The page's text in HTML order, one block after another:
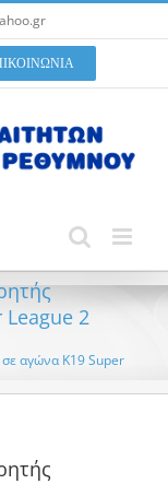
League 2
αγώνα K19 Super